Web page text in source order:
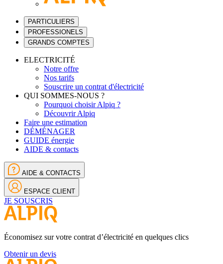
PARTICULIERS
PROFESSIONELS
GRANDS COMPTES
ELECTRICITÉ
Notre offre
Nos tarifs
Souscrire un contrat d'électricité
QUI SOMMES-NOUS ?
Pourquoi choisir Alpiq ?
Découvrir Alpiq
Faire une estimation
DÉMÉNAGER
GUIDE énergie
AIDE & contacts
AIDE & CONTACTS
ESPACE CLIENT
JE SOUSCRIS
Économisez sur votre contrat d’électricité en quelques clics
Obtenir un devis